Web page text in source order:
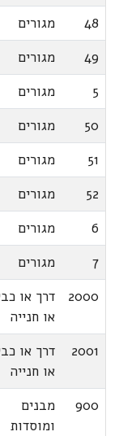
48
מגורים
49
מגורים
5
מגורים
50
מגורים
51
מגורים
52
מגורים
6
מגורים
7
מגורים
2000
דרך או
או חנייה
2001
דרך או
או חנייה
900
מבנים
ומוסדות